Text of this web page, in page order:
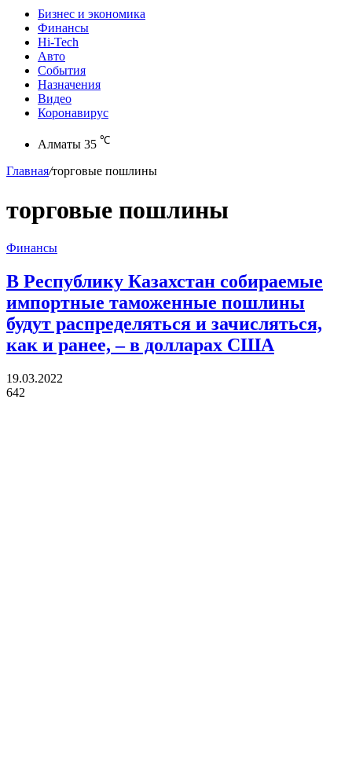
Бизнес и экономика
Финансы
Hi-Tech
Авто
События
Назначения
Видео
Коронавирус
Алматы 35 ℃
Главная/торговые пошлины
торговые пошлины
Финансы
В Республику Казахстан собираемые
импортные таможенные пошлины
будут распределяться и зачисляться,
как и ранее, – в долларах США
19.03.2022
642